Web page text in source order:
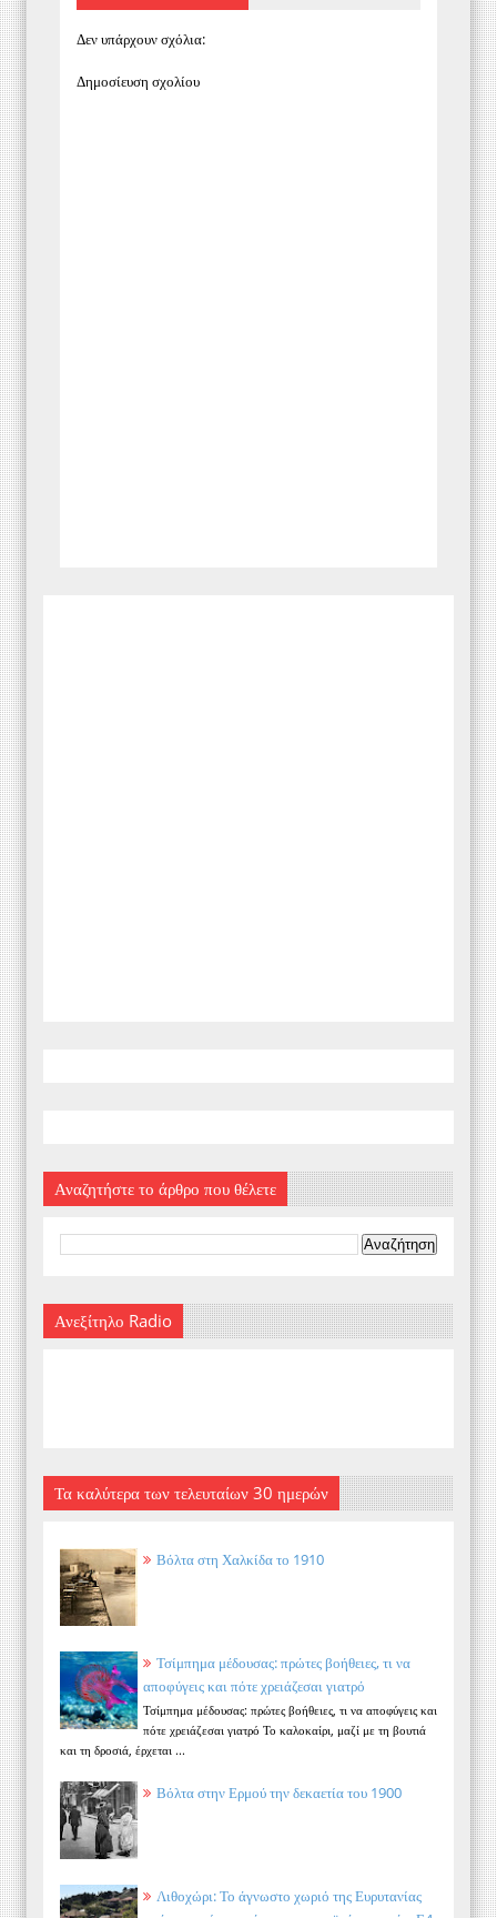
Δεν υπάρχουν σχόλια:
Δημοσίευση σχολίου
Αναζητήστε το άρθρο που θέλετε
Ανεξίτηλο Radio
Τα καλύτερα των τελευταίων 30 ημερών
Βόλτα στη Χαλκίδα το 1910
Τσίμπημα μέδουσας: πρώτες βοήθειες, τι να
αποφύγεις και πότε χρειάζεσαι γιατρό
Τσίμπημα μέδουσας: πρώτες βοήθειες, τι να αποφύγεις και
πότε χρειάζεσαι γιατρό Το καλοκαίρι, μαζί με τη βουτιά
και τη δροσιά, έρχεται ...
Βόλτα στην Ερμού την δεκαετία του 1900
Λιθοχώρι: Το άγνωστο χωριό της Ευρυτανίας